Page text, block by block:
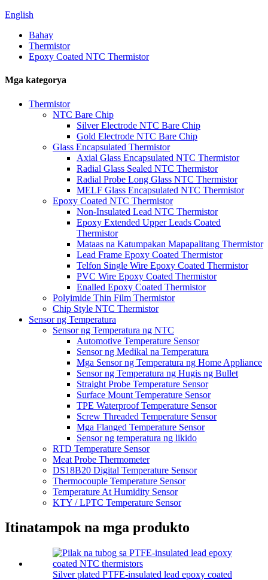
English
Bahay
Thermistor
Epoxy Coated NTC Thermistor
Mga kategorya
Thermistor
NTC Bare Chip
Silver Electrode NTC Bare Chip
Gold Electrode NTC Bare Chip
Glass Encapsulated Thermistor
Axial Glass Encapsulated NTC Thermistor
Radial Glass Sealed NTC Thermistor
Radial Probe Long Glass NTC Thermistor
MELF Glass Encapsulated NTC Thermistor
Epoxy Coated NTC Thermistor
Non-Insulated Lead NTC Thermistor
Epoxy Extended Upper Leads Coated
Thermistor
Mataas na Katumpakan Mapapalitang Thermistor
Lead Frame Epoxy Coated Thermistor
Telfon Single Wire Epoxy Coated Thermistor
PVC Wire Epoxy Coated Thermistor
Enalled Epoxy Coated Thermistor
Polyimide Thin Film Thermistor
Chip Style NTC Thermistor
Sensor ng Temperatura
Sensor ng Temperatura ng NTC
Automotive Temperature Sensor
Sensor ng Medikal na Temperatura
Mga Sensor ng Temperatura ng Home Appliance
Sensor ng Temperatura ng Hugis ng Bullet
Straight Probe Temperature Sensor
Surface Mount Temperature Sensor
TPE Waterproof Temperature Sensor
Screw Threaded Temperature Sensor
Mga Flanged Temperature Sensor
Sensor ng temperatura ng likido
RTD Temperature Sensor
Meat Probe Thermometer
DS18B20 Digital Temperature Sensor
Thermocouple Temperature Sensor
Temperature At Humidity Sensor
KTY / LPTC Temperature Sensor
Itinatampok na mga produkto
Silver plated PTFE-insulated lead epoxy coated